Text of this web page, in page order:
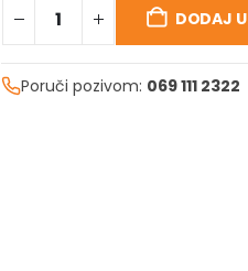
DODAJ
Poruči pozivom: 069 111 2322